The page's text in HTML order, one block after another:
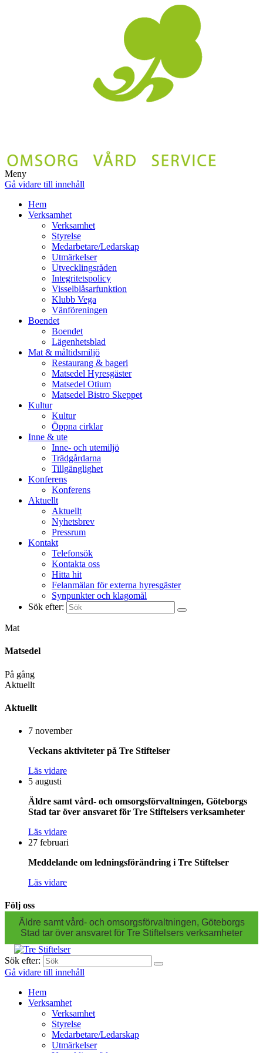
Meny
Gå vidare till innehåll
Hem
Verksamhet
Verksamhet
Styrelse
Medarbetare/Ledarskap
Utmärkelser
Utvecklingsråden
Integritetspolicy
Visselblåsarfunktion
Klubb Vega
Vänföreningen
Boendet
Boendet
Lägenhetsblad
Mat & måltidsmiljö
Restaurang & bageri
Matsedel Hyresgäster
Matsedel Otium
Matsedel Bistro Skeppet
Kultur
Kultur
Öppna cirklar
Inne & ute
Inne- och utemiljö
Trädgårdarna
Tillgänglighet
Konferens
Konferens
Aktuellt
Aktuellt
Nyhetsbrev
Pressrum
Kontakt
Telefonsök
Kontakta oss
Hitta hit
Felanmälan för externa hyresgäster
Synpunkter och klagomål
Sök efter:
Mat
Matsedel
På gång
Aktuellt
Aktuellt
7 november
Veckans aktiviteter på Tre Stiftelser
Läs vidare
5 augusti
Äldre samt vård- och omsorgsförvaltningen, Göteborgs
Stad tar över ansvaret för Tre Stiftelsers verksamheter
Läs vidare
27 februari
Meddelande om ledningsförändring i Tre Stiftelser
Läs vidare
Följ oss
Äldre samt vård- och omsorgsförvaltningen, Göteborgs
Stad tar över ansvaret för Tre Stiftelsers verksamheter
Sök efter:
Gå vidare till innehåll
Hem
Verksamhet
Verksamhet
Styrelse
Medarbetare/Ledarskap
Utmärkelser